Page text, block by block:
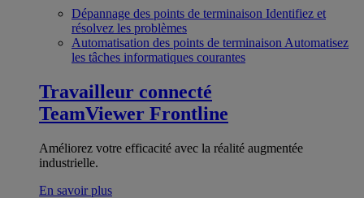
Dépannage des points de terminaison Identifiez et
résolvez les problèmes
Automatisation des points de terminaison Automatisez
les tâches informatiques courantes
Travailleur connecté
TeamViewer Frontline
Améliorez votre efficacité avec la réalité augmentée
industrielle.
En savoir plus